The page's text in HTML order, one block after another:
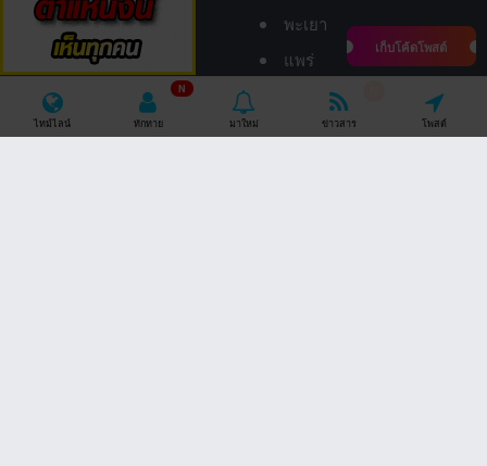
เก็บโค้ดโพสต์
ไทม์ไลน์
N
ทักทาย มาใหม่ ข่าวสาร โพสต์
พะเยา
แพร่
แม่ฮ่องสอน
ลำปาง